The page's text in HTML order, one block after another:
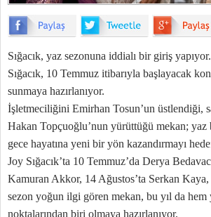
Sığacık, yaz sezonuna iddialı bir giriş
Sığacık, 10 Temmuz itibarıyla başlayacak
sunmaya hazırlanıyor.
İşletmeciliğini Emirhan Tosun’un üstlendiği,
Hakan Topçuoğlu’nun yürüttüğü mekan;
gece hayatına yeni bir yön kazandırmayı
Joy Sığacık’ta 10 Temmuz’da Derya
Kamuran Akkor, 14 Ağustos’ta Serkan
sezon yoğun ilgi gören mekan, bu yıl da
noktalarından biri olmaya hazırlanıyor.